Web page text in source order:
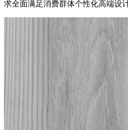
求全面满足消费群体个性化高端设